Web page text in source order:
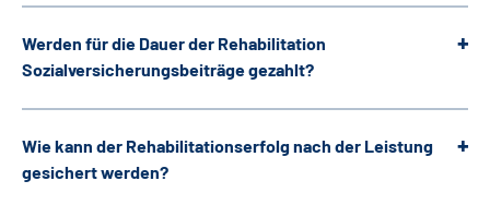
Werden für die Dauer der Rehabilitation
Sozialversicherungsbeiträge gezahlt?
Wie kann der Rehabilitationserfolg nach der Leistung
gesichert werden?